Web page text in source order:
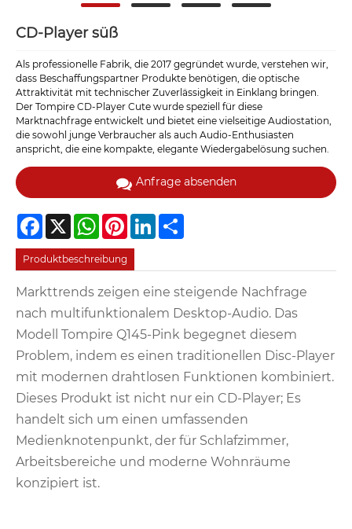
CD-Player süß
Als professionelle Fabrik, die 2017 gegründet wurde, verstehen wir,
dass Beschaffungspartner Produkte benötigen, die optische
Attraktivität mit technischer Zuverlässigkeit in Einklang bringen.
Der Tompire CD-Player Cute wurde speziell für diese
Marktnachfrage entwickelt und bietet eine vielseitige Audiostation,
die sowohl junge Verbraucher als auch Audio-Enthusiasten
anspricht, die eine kompakte, elegante Wiedergabelösung suchen.
Anfrage absenden
Facebook
X WhatsAppPinterestLinkedIn
Produktbeschreibung
Markttrends zeigen eine steigende Nachfrage
nach multifunktionalem Desktop-Audio. Das
Modell Tompire Q145-Pink begegnet diesem
Problem, indem es einen traditionellen Disc-Player
mit modernen drahtlosen Funktionen kombiniert.
Dieses Produkt ist nicht nur ein CD-Player; Es
handelt sich um einen umfassenden
Medienknotenpunkt, der für Schlafzimmer,
Arbeitsbereiche und moderne Wohnräume
konzipiert ist.